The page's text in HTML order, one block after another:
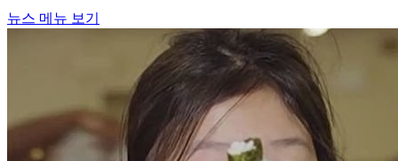
뉴스 메뉴 보기